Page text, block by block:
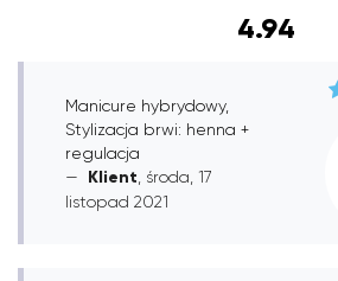
4.94
Manicure hybrydowy,
Stylizacja brwi: henna +
regulacja
Klient , środa, 17
listopad 2021